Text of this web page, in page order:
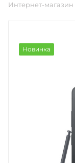
Интернет-магазин
Новинка